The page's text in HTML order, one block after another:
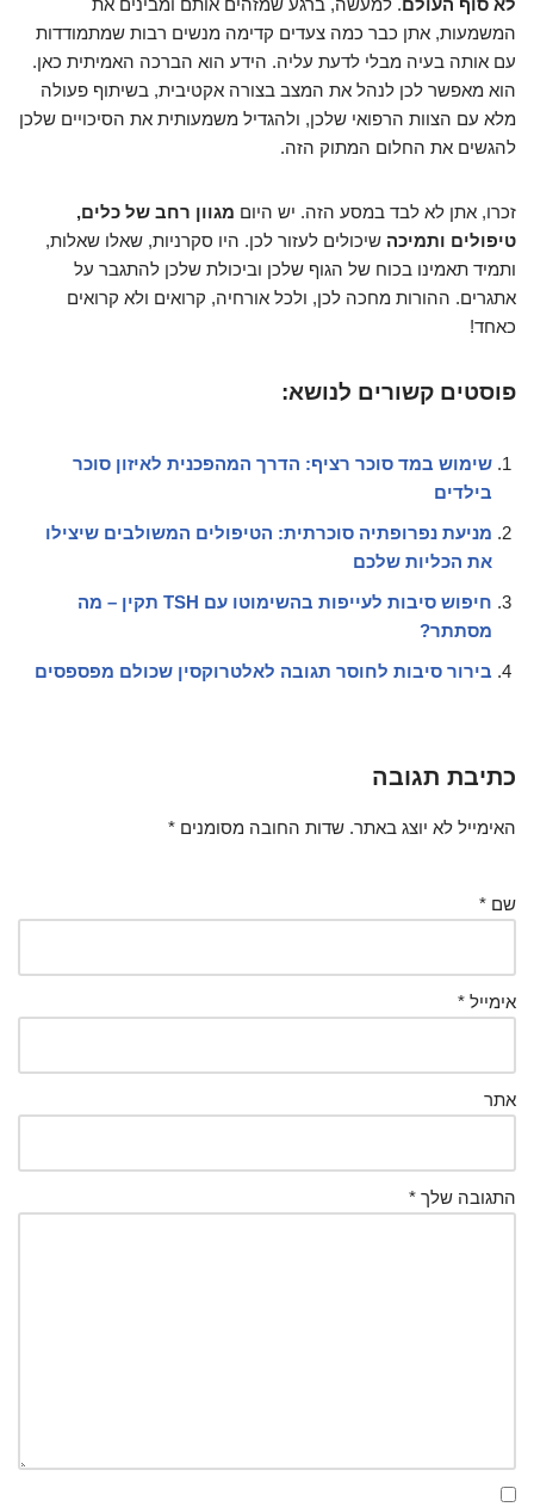
לא סוף העולם. למעשה, ברגע שמזהים אותם ומבינים את
המשמעות, אתן כבר כמה צעדים קדימה מנשים רבות שמתמודדות
עם אותה בעיה מבלי לדעת עליה. הידע הוא הברכה האמיתית כאן.
הוא מאפשר לכן לנהל את המצב בצורה אקטיבית, בשיתוף פעולה
מלא עם הצוות הרפואי שלכן, ולהגדיל משמעותית את הסיכויים שלכן
להגשים את החלום המתוק הזה.
זכרו, אתן לא לבד במסע הזה. יש היום מגוון רחב של כלים,
טיפולים ותמיכה שיכולים לעזור לכן. היו סקרניות, שאלו שאלות,
ותמיד תאמינו בכוח של הגוף שלכן וביכולת שלכן להתגבר על
אתגרים. ההורות מחכה לכן, ולכל אורחיה, קרואים ולא קרואים
כאחד!
פוסטים קשורים לנושא:
שימוש במד סוכר רציף: הדרך המהפכנית לאיזון סוכר
בילדים
מניעת נפרופתיה סוכרתית: הטיפולים המשולבים שיצילו
את הכליות שלכם
חיפוש סיבות לעייפות בהשימוטו עם TSH תקין – מה
מסתתר?
בירור סיבות לחוסר תגובה לאלטרוקסין שכולם מפספסים
כתיבת תגובה
האימייל לא יוצג באתר. שדות החובה מסומנים *
שם *
אימייל *
אתר
התגובה שלך *